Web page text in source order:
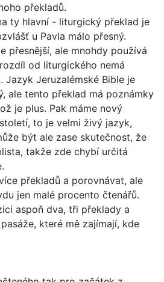
překladů.
ty hlavní - liturgický překlad je
u Pavla málo přesný.
přesnější, ale mnohdy používá
od liturgického nemá
Jazyk Jeruzalémské Bible je
ale tento překlad má poznámky
je plus. Pak máme nový
to je velmi živý jazyk,
být ale zase skutečnost, že
takže zde chybí určitá
překladů a porovnávat, ale
jen malé procento čtenářů.
aspoň dva, tři překlady a
které mě zajímají, kde